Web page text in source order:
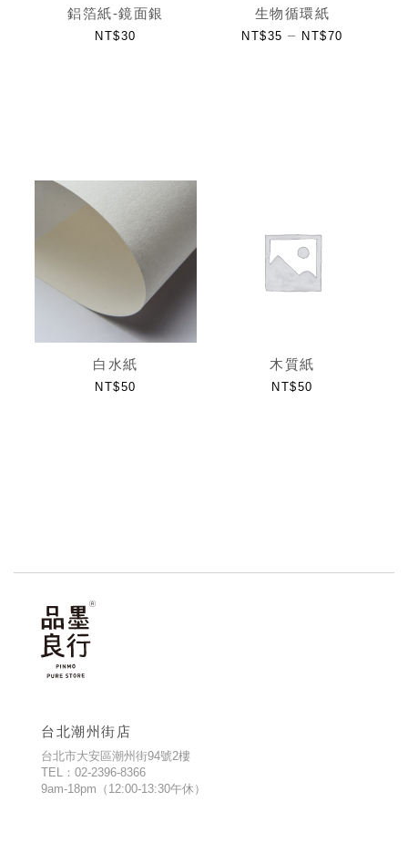
鋁箔紙-鏡面銀
NT$30
生物循環紙
NT$35 – NT$70
白水紙
NT$50
木質紙
NT$50
台北潮州街店
台北市大安區潮州街94號2樓
TEL：02-2396-8366
9am-18pm（12:00-13:30午休）